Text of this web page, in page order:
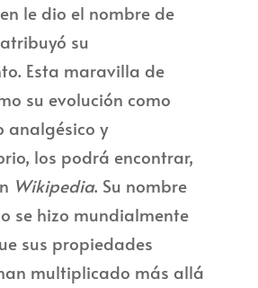
le dio el nombre de
su
Esta maravilla de
su evolución como
analgésico y
los podrá encontrar,
Wikipedia. Su nombre
se hizo mundialmente
sus propiedades
multiplicado más allá